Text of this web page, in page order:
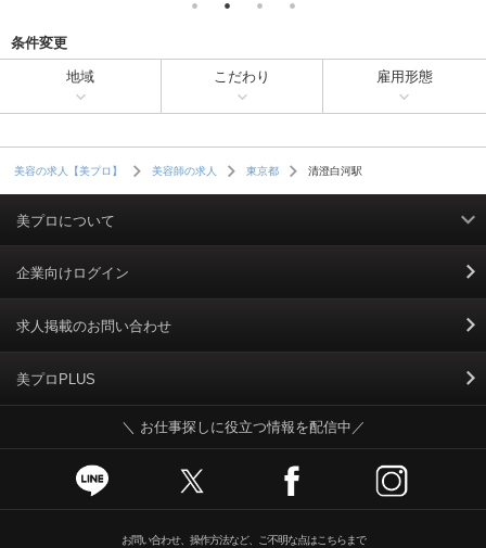
条件変更
地域 こだわり 雇用形態
美容の求人【美プロ】 美容師の求人 東京都 清澄白河駅
美プロについて
利用規約
掲載規約
個人情報保護ポリシー
個人情報のお取り扱いについて
Cookieポリシー
企業向けログイン
求人掲載のお問い合わせ
美プロPLUS
＼ お仕事探しに役立つ情報を配信中／
お問い合わせ、操作方法など、ご不明な点はこちらまで